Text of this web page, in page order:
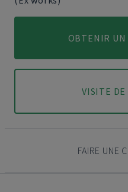
OBTENIR UN
VISITE
FAIRE UNE